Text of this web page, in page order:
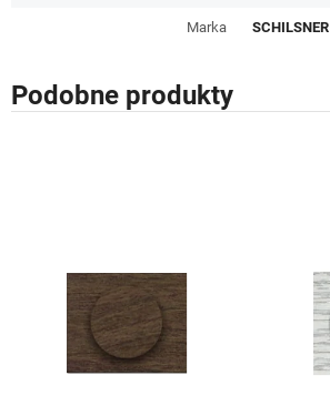
Marka SCHILSNER
Podobne produkty